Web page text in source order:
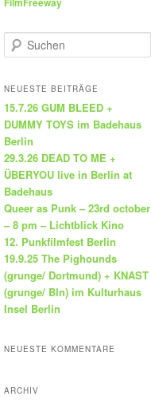
u
h
n
NEUESTE BEITRÄGE
15.7.26 GUM BLEED +
DUMMY TOYS im Badehaus
Berlin
29.3.26 DEAD TO ME +
ÜBERYOU live in Berlin at
Badehaus
Queer as Punk – 23rd october
– 8 pm – Lichtblick Kino
12. Punkfilmfest Berlin
19.9.25 The Pighounds
(grunge/ Dortmund) + KNAST
(grunge/ Bln) im Kulturhaus
Insel Berlin
NEUESTE KOMMENTARE
ARCHIV